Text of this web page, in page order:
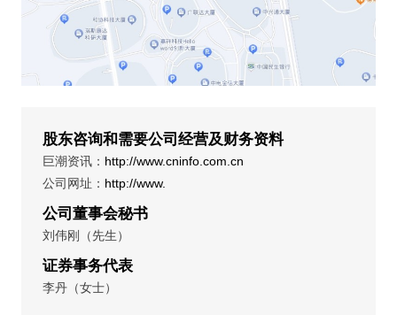
股东咨询和需要公司经营及财务资料
巨潮资讯： http://www.cninfo.com.cn
公司网址： http://www.
公司董事会秘书
刘伟刚（先生）
证券事务代表
李丹（女士）